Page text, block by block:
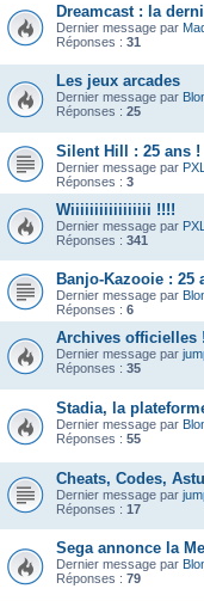
Dreamcast : la
Dernier message par
Réponses : 31
Les jeux arcades
Dernier message par
Réponses : 25
Silent Hill : 25 ans !
Dernier message par PXL
Réponses : 3
Wiiiiiiiiiiiiiiiii !!!!
Dernier message par PXL
Réponses : 341
Banjo-Kazooie : 25
Dernier message par
Réponses : 6
Archives officielles !
Dernier message par
Réponses : 35
Stadia, la
Dernier message par
Réponses : 55
Cheats, Codes,
Dernier message par
Réponses : 17
Sega annonce la
Dernier message par
Réponses : 79